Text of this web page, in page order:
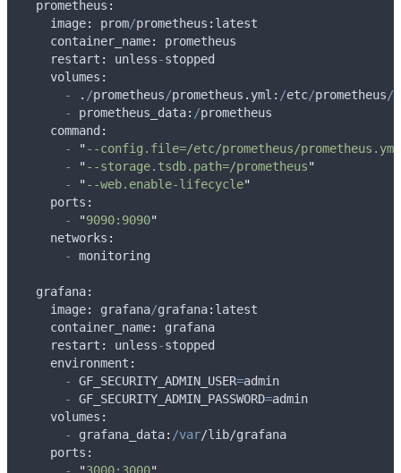
  prometheus
:
    image
: prom/prometheus : latest
    container_name
:
prometheus
    restart
: unless-stopped
    volumes
:
-
. /prometheus/prometheus . yml : /etc/prometheus/
-
prometheus_data: /prometheus
    command
:
-
"--config.file=/etc/prometheus/prometheus.yml
-
"--storage.tsdb.path=/prometheus"
-
"--web.enable-lifecycle"
    ports
:
-
"9090:9090"
    networks
:
-
monitoring
  grafana
:
    image
: grafana/grafana: latest
    container_name
:
grafana
    restart
: unless-stopped
    environment
:
-
GF_SECURITY_ADMIN_USER=admin
-
GF_SECURITY_ADMIN_PASSWORD=admin
    volumes
:
-
grafana_data: /var/lib/grafana
    ports
:
-
"3000:3000"